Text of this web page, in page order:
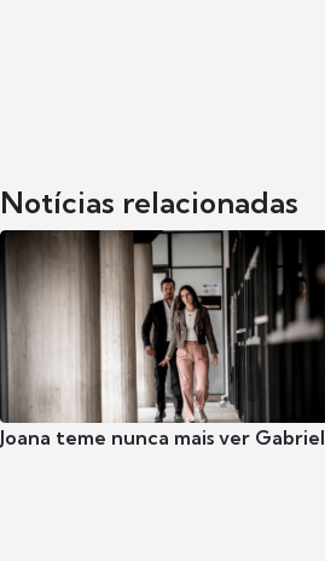
Notícias relacionadas
Joana teme nunca mais ver Gabriel